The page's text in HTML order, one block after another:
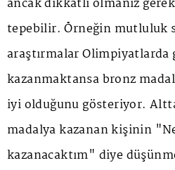
tepebilir. Örneğin mutluluk
araştırmalar Olimpiyatlarda
kazanmaktansa bronz
iyi olduğunu gösteriyor.
madalya kazanan kişinin
kazanacaktım" diye